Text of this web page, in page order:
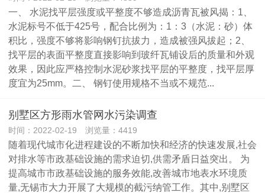
一、 水泥找平层强度或平整度不够造成沥青瓦被风揭：1、
水泥标号不低于425号，配合比例为：1：3（水泥：砂）体
积比，强度不够将影响钢钉抗拔力，造成被强风拔起；2、
找平层的表面平整度直接影响到玻纤瓦铺设后的质量和外观
效果，因此应严格控制水泥砂浆找平层的平整度，找平层厚
度宜为25mm。二、 钢钉使用规格不当或不规范...
别墅区方形雨水管网水污染调查
时间：2022-02-19 浏览量：4419
随着现代城市化进程建设的不断加快和经济的快速发展,社会
对排水等市政基础设施的需求迫切,供需矛盾日益突出。 为
提高城市市政基础设施的服务效能,改善城市地表水环境质
量,无锡市大力开展了大规模的截污纳管工作。其中,别墅区